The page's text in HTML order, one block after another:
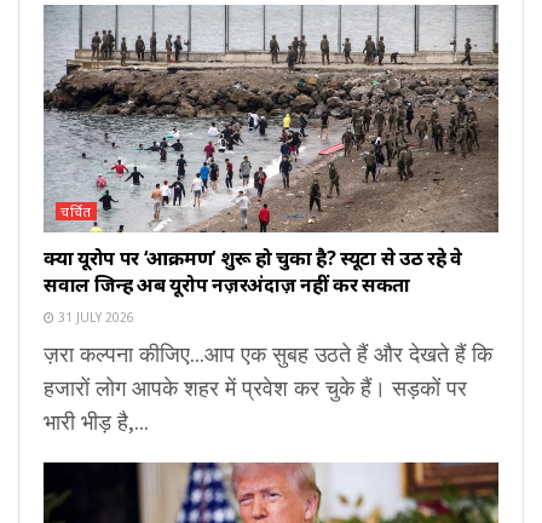
चर्चित
क्या यूरोप पर ‘आक्रमण’ शुरू हो चुका है? स्यूटा से उठ रहे वे
सवाल जिन्हें अब यूरोप नज़रअंदाज़ नहीं कर सकता
31 JULY 2026
ज़रा कल्पना कीजिए...आप एक सुबह उठते हैं और देखते हैं कि
हजारों लोग आपके शहर में प्रवेश कर चुके हैं। सड़कों पर
भारी भीड़ है,...